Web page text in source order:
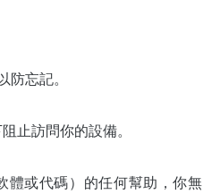
忘記。
止訪問你的設備。
體或代碼）的任何幫助，你無